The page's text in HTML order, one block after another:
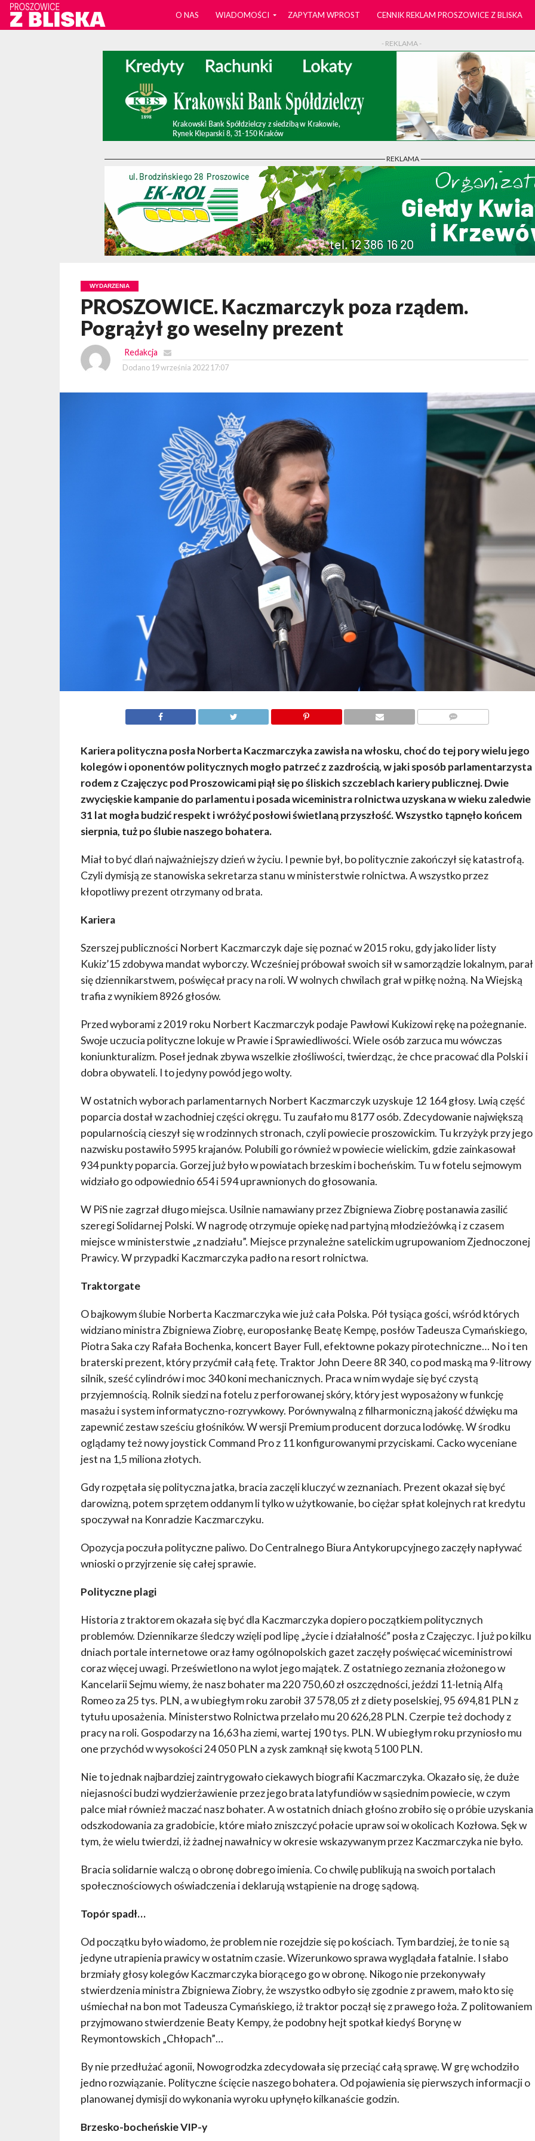
O NAS WIADOMOŚCI ZAPYTAM WPROST CENNIK REKLAM PROSZOWICE Z BLISKA
- REKLAMA -
- REKLAMA -
WYDARZENIA
PROSZOWICE. Kaczmarczyk poza rządem.
Pogrążył go weselny prezent
Redakcja
Dodano 19 września 2022 17:07
Kariera polityczna posła Norberta Kaczmarczyka zawisła na włosku, choć do tej pory wielu jego
kolegów i oponentów politycznych mogło patrzeć z zazdrością, w jaki sposób parlamentarzysta
rodem z Czajęczyc pod Proszowicami piął się po śliskich szczeblach kariery publicznej. Dwie
zwycięskie kampanie do parlamentu i posada wiceministra rolnictwa uzyskana w wieku zaledwie
31 lat mogła budzić respekt i wróżyć posłowi świetlaną przyszłość. Wszystko tąpnęło końcem
sierpnia, tuż po ślubie naszego bohatera.
Miał to być dlań najważniejszy dzień w życiu. I pewnie był, bo politycznie zakończył się katastrofą.
Czyli dymisją ze stanowiska sekretarza stanu w ministerstwie rolnictwa. A wszystko przez
kłopotliwy prezent otrzymany od brata.
Kariera
Szerszej publiczności Norbert Kaczmarczyk daje się poznać w 2015 roku, gdy jako lider listy
Kukiz’15 zdobywa mandat wyborczy. Wcześniej próbował swoich sił w samorządzie lokalnym, parał
się dziennikarstwem, poświęcał pracy na roli. W wolnych chwilach grał w piłkę nożną. Na Wiejską
trafia z wynikiem 8926 głosów.
Przed wyborami z 2019 roku Norbert Kaczmarczyk podaje Pawłowi Kukizowi rękę na pożegnanie.
Swoje uczucia polityczne lokuje w Prawie i Sprawiedliwości. Wiele osób zarzuca mu wówczas
koniunkturalizm. Poseł jednak zbywa wszelkie złośliwości, twierdząc, że chce pracować dla Polski i
dobra obywateli. I to jedyny powód jego wolty.
W ostatnich wyborach parlamentarnych Norbert Kaczmarczyk uzyskuje 12 164 głosy. Lwią część
poparcia dostał w zachodniej części okręgu. Tu zaufało mu 8177 osób. Zdecydowanie największą
popularnością cieszył się w rodzinnych stronach, czyli powiecie proszowickim. Tu krzyżyk przy jego
nazwisku postawiło 5995 krajanów. Polubili go również w powiecie wielickim, gdzie zainkasował
934 punkty poparcia. Gorzej już było w powiatach brzeskim i bocheńskim. Tu w fotelu sejmowym
widziało go odpowiednio 654 i 594 uprawnionych do głosowania.
W PiS nie zagrzał długo miejsca. Usilnie namawiany przez Zbigniewa Ziobrę postanawia zasilić
szeregi Solidarnej Polski. W nagrodę otrzymuje opiekę nad partyjną młodzieżówką i z czasem
miejsce w ministerstwie „z nadziału”. Miejsce przynależne satelickim ugrupowaniom Zjednoczonej
Prawicy. W przypadki Kaczmarczyka padło na resort rolnictwa.
Traktorgate
O bajkowym ślubie Norberta Kaczmarczyka wie już cała Polska. Pół tysiąca gości, wśród których
widziano ministra Zbigniewa Ziobrę, europosłankę Beatę Kempę, posłów Tadeusza Cymańskiego,
Piotra Saka czy Rafała Bochenka, koncert Bayer Full, efektowne pokazy pirotechniczne… No i ten
braterski prezent, który przyćmił całą fetę. Traktor John Deere 8R 340, co pod maską ma 9-litrowy
silnik, sześć cylindrów i moc 340 koni mechanicznych. Praca w nim wydaje się być czystą
przyjemnością. Rolnik siedzi na fotelu z perforowanej skóry, który jest wyposażony w funkcję
masażu i system informatyczno-rozrywkowy. Porównywalną z filharmoniczną jakość dźwięku ma
zapewnić zestaw sześciu głośników. W wersji Premium producent dorzuca lodówkę. W środku
oglądamy też nowy joystick Command Pro z 11 konfigurowanymi przyciskami. Cacko wyceniane
jest na 1,5 miliona złotych.
Gdy rozpętała się polityczna jatka, bracia zaczęli kluczyć w zeznaniach. Prezent okazał się być
darowizną, potem sprzętem oddanym li tylko w użytkowanie, bo ciężar spłat kolejnych rat kredytu
spoczywał na Konradzie Kaczmarczyku.
Opozycja poczuła polityczne paliwo. Do Centralnego Biura Antykorupcyjnego zaczęły napływać
wnioski o przyjrzenie się całej sprawie.
Polityczne plagi
Historia z traktorem okazała się być dla Kaczmarczyka dopiero początkiem politycznych
problemów. Dziennikarze śledczy wzięli pod lipę „życie i działalność” posła z Czajęczyc. I już po kilku
dniach portale internetowe oraz łamy ogólnopolskich gazet zaczęły poświęcać wiceministrowi
coraz więcej uwagi. Prześwietlono na wylot jego majątek. Z ostatniego zeznania złożonego w
Kancelarii Sejmu wiemy, że nasz bohater ma 220 750,60 zł oszczędności, jeździ 11-letnią Alfą
Romeo za 25 tys. PLN, a w ubiegłym roku zarobił 37 578,05 zł z diety poselskiej, 95 694,81 PLN z
tytułu uposażenia. Ministerstwo Rolnictwa przelało mu 20 626,28 PLN. Czerpie też dochody z
pracy na roli. Gospodarzy na 16,63 ha ziemi, wartej 190 tys. PLN. W ubiegłym roku przyniosło mu
one przychód w wysokości 24 050 PLN a zysk zamknął się kwotą 5100 PLN.
Nie to jednak najbardziej zaintrygowało ciekawych biografii Kaczmarczyka. Okazało się, że duże
niejasności budzi wydzierżawienie przez jego brata latyfundiów w sąsiednim powiecie, w czym
palce miał również maczać nasz bohater. A w ostatnich dniach głośno zrobiło się o próbie uzyskania
odszkodowania za gradobicie, które miało zniszczyć połacie upraw soi w okolicach Kozłowa. Sęk w
tym, że wielu twierdzi, iż żadnej nawałnicy w okresie wskazywanym przez Kaczmarczyka nie było.
Bracia solidarnie walczą o obronę dobrego imienia. Co chwilę publikują na swoich portalach
społecznościowych oświadczenia i deklarują wstąpienie na drogę sądową.
Topór spadł…
Od początku było wiadomo, że problem nie rozejdzie się po kościach. Tym bardziej, że to nie są
jedyne utrapienia prawicy w ostatnim czasie. Wizerunkowo sprawa wyglądała fatalnie. I słabo
brzmiały głosy kolegów Kaczmarczyka biorącego go w obronę. Nikogo nie przekonywały
stwierdzenia ministra Zbigniewa Ziobry, że wszystko odbyło się zgodnie z prawem, mało kto się
uśmiechał na bon mot Tadeusza Cymańskiego, iż traktor począł się z prawego łoża. Z politowaniem
przyjmowano stwierdzenie Beaty Kempy, że podobny hejt spotkał kiedyś Borynę w
Reymontowskich „Chłopach”…
By nie przedłużać agonii, Nowogrodzka zdecydowała się przeciąć całą sprawę. W grę wchodziło
jedno rozwiązanie. Polityczne ścięcie naszego bohatera. Od pojawienia się pierwszych informacji o
planowanej dymisji do wykonania wyroku upłynęło kilkanaście godzin.
Brzesko-bocheńskie VIP-y